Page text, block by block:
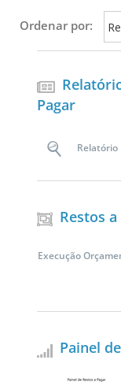
Ordenar por:
Pagar
Relatório
Restos
Execução
Painel